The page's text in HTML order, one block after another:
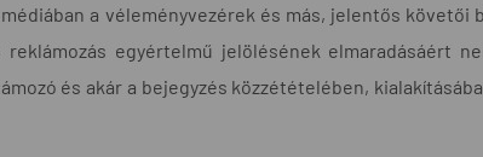
a véleményvezérek és más, jelentős követői
egyértelmű jelölésének elmaradásáért
és akár a bejegyzés közzétételében,